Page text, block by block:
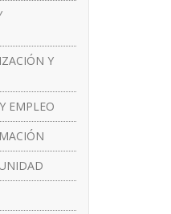
Y
EMPLEO